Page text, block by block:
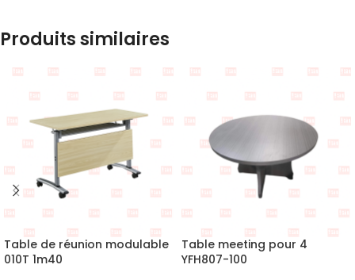
Produits similaires
Table de réunion modulable
010T 1m40
Table meeting pour 4
YFH807-100